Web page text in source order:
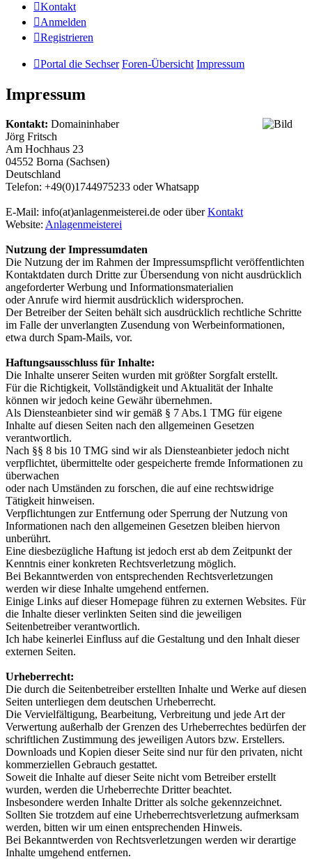
Kontakt
Anmelden
Registrieren
Portal die Sechser Foren-Übersicht Impressum
Impressum
Kontakt: Domaininhaber
Jörg Fritsch
Am Hochhaus 23
04552 Borna (Sachsen)
Deutschland
Telefon: +49(0)1744975233 oder Whatsapp
E-Mail: info(at)anlagenmeisterei.de oder überKontakt
Website: Anlagenmeisterei
Nutzung der Impressumdaten
Die Nutzung der im Rahmen der Impressumspflicht veröffentlichten
Kontaktdaten durch Dritte zur Übersendung von nicht ausdrücklich
angeforderter Werbung und Informationsmaterialien
oder Anrufe wird hiermit ausdrücklich widersprochen.
Der Betreiber der Seiten behält sich ausdrücklich rechtliche Schritte
im Falle der unverlangten Zusendung von Werbeinformationen,
etwa durch Spam-Mails, vor.
Haftungsausschluss für Inhalte:
Die Inhalte unserer Seiten wurden mit größter Sorgfalt erstellt.
Für die Richtigkeit, Vollständigkeit und Aktualität der Inhalte
können wir jedoch keine Gewähr übernehmen.
Als Diensteanbieter sind wir gemäß § 7 Abs.1 TMG für eigene
Inhalte auf diesen Seiten nach den allgemeinen Gesetzen
verantwortlich.
Nach §§ 8 bis 10 TMG sind wir als Diensteanbieter jedoch nicht
verpflichtet, übermittelte oder gespeicherte fremde Informationen zu
überwachen
oder nach Umständen zu forschen, die auf eine rechtswidrige
Tätigkeit hinweisen.
Verpflichtungen zur Entfernung oder Sperrung der Nutzung von
Informationen nach den allgemeinen Gesetzen bleiben hiervon
unberührt.
Eine diesbezügliche Haftung ist jedoch erst ab dem Zeitpunkt der
Kenntnis einer konkreten Rechtsverletzung möglich.
Bei Bekanntwerden von entsprechenden Rechtsverletzungen
werden wir diese Inhalte umgehend entfernen.
Einige Links auf dieser Homepage führen zu externen Websites. Für
die Inhalte dieser verlinkten Seiten sind die jeweiligen
Seitenbetreiber verantwortlich.
Ich habe keinerlei Einfluss auf die Gestaltung und den Inhalt dieser
externen Seiten.
Urheberrecht:
Die durch die Seitenbetreiber erstellten Inhalte und Werke auf diesen
Seiten unterliegen dem deutschen Urheberrecht.
Die Vervielfältigung, Bearbeitung, Verbreitung und jede Art der
Verwertung außerhalb der Grenzen des Urheberrechtes bedürfen der
schriftlichen Zustimmung des jeweiligen Autors bzw. Erstellers.
Downloads und Kopien dieser Seite sind nur für den privaten, nicht
kommerziellen Gebrauch gestattet.
Soweit die Inhalte auf dieser Seite nicht vom Betreiber erstellt
wurden, werden die Urheberrechte Dritter beachtet.
Insbesondere werden Inhalte Dritter als solche gekennzeichnet.
Sollten Sie trotzdem auf eine Urheberrechtsverletzung aufmerksam
werden, bitten wir um einen entsprechenden Hinweis.
Bei Bekanntwerden von Rechtsverletzungen werden wir derartige
Inhalte umgehend entfernen.